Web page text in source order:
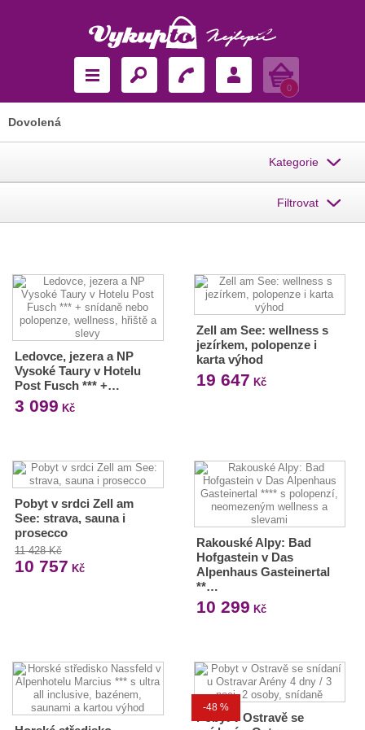
Košík
0
Dovolená
Kategorie
Filtrovat
Ledovce, jezera a NP
Vysoké Taury v Hotelu
Post Fusch *** +…
3 099 Kč
Zell am See: wellness s
jezírkem, polopenze i
karta výhod
19 647 Kč
Pobyt v srdci Zell am
See: strava, sauna i
prosecco
11 428 Kč
10 757 Kč
Rakouské Alpy: Bad
Hofgastein v Das
Alpenhaus Gasteinertal
**…
10 299 Kč
-48 %
Pobyt v Ostravě se